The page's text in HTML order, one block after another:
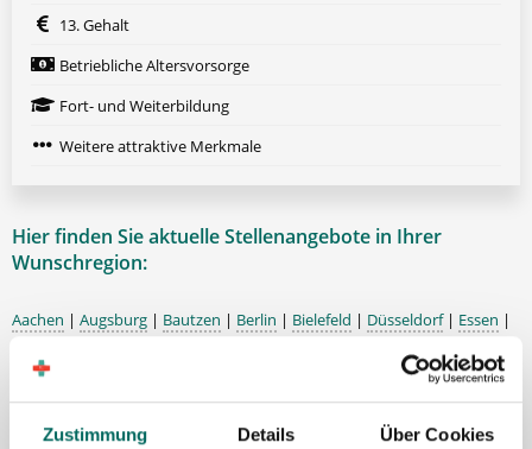
Zustimmung Details Über Cookies
13. Gehalt
Betriebliche Altersvorsorge
Fort- und Weiterbildung
Weitere attraktive Merkmale
Hier finden Sie aktuelle Stellenangebote in Ihrer
Wunschregion:
Aachen | Augsburg | Bautzen | Berlin | Bielefeld | Düsseldorf| Essen |
Karlsruhe Kassel
Konstanz
Nürnberg|Porta
Westfalica|Regensburg|Schweinfurt|Stuttgart|Ulm|Würzburg|